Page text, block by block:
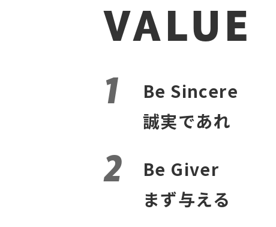
VALUE
Be Sincere
誠実であれ
Be Giver
まず与える